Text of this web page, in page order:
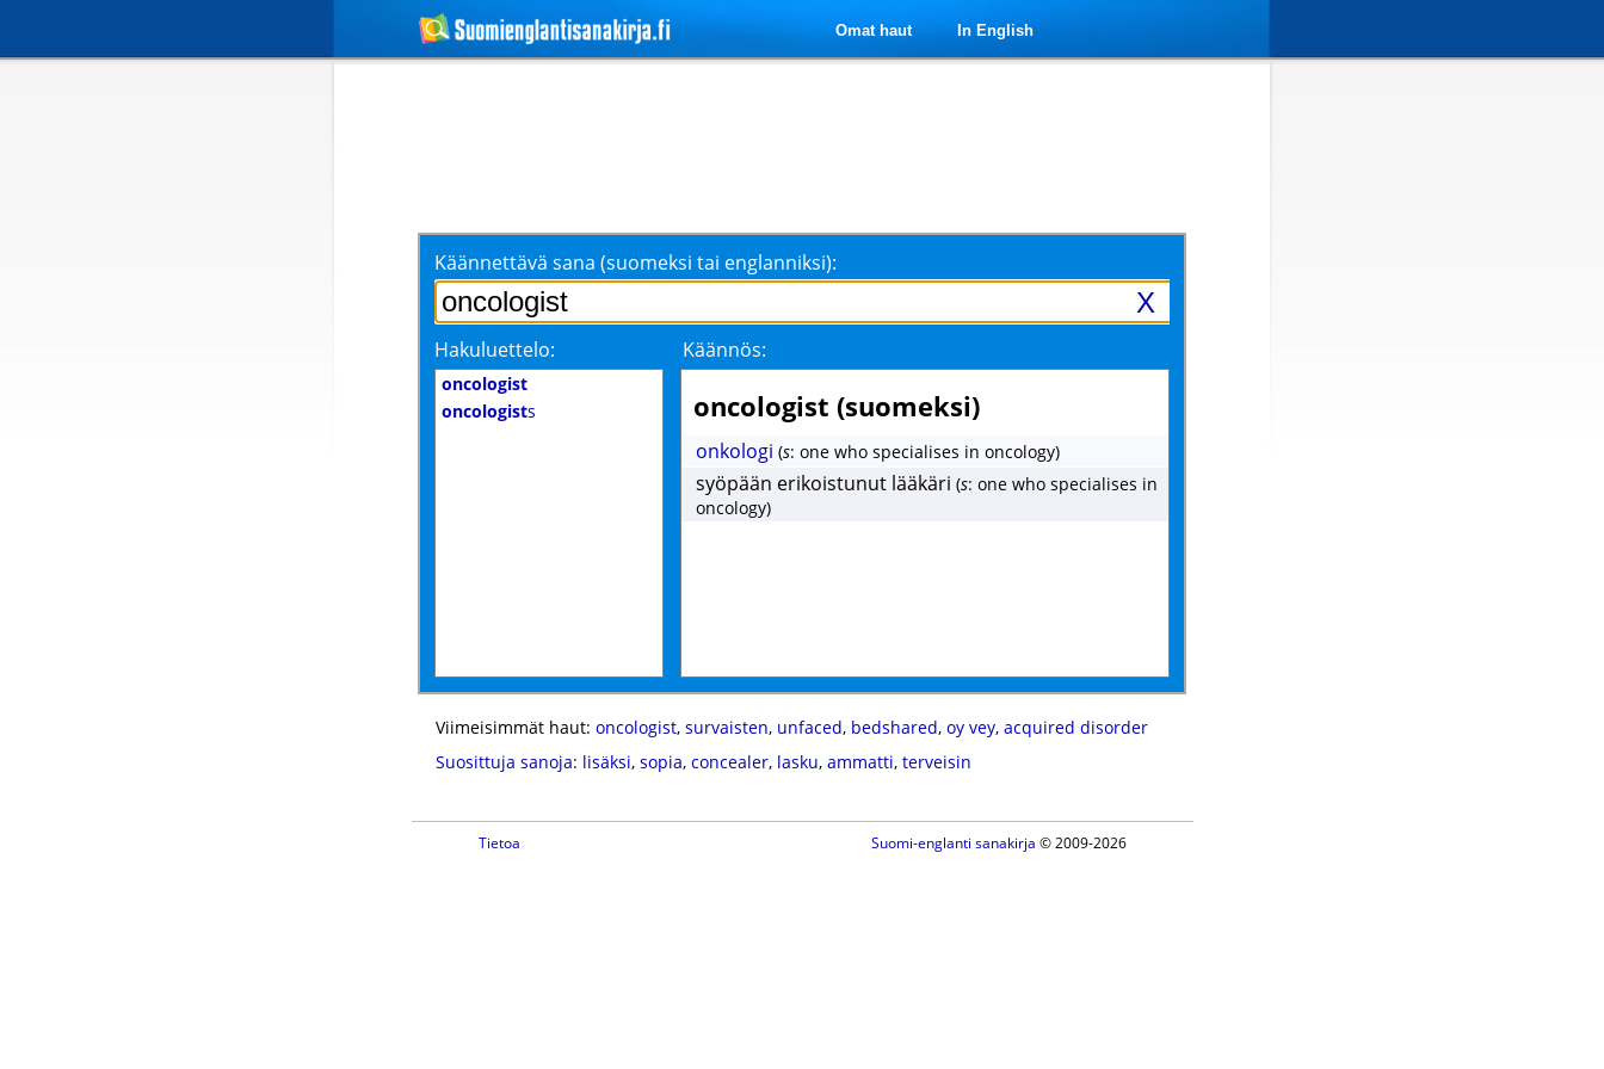
Omat haut In English
Käännettävä sana (suomeksi tai englanniksi):
X
Hakuluettelo: Käännös:
oncologist
oncologists oncologist (suomeksi)
onkologi (s: one who specialises in oncology)
syöpään erikoistunut lääkäri (s: one who specialises in
oncology)
Viimeisimmät haut: oncologist, survaisten, unfaced, bedshared, oy vey, acquired disorder
Suosittuja sanoja: lisäksi, sopia, concealer, lasku, ammatti, terveisin
Tietoa Suomi-englanti sanakirja © 2009-2026